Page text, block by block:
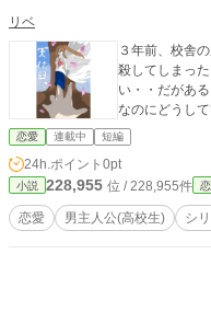
リベ
３年前、校舎
殺してしまっ
い・・だがあ
なのにどうし
恋愛 連載中 短編
24h.ポイント 0pt
小説 228,955 位 / 228,955件
恋愛 男主人公(高校生) シ